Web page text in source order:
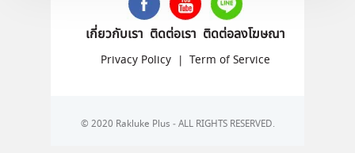
เกี่ยวกับเรา ติดต่อเรา ติดต่อลงโฆษณา
Privacy Policy | Term of Service
© 2020 Rakluke Plus - ALL RIGHTS RESERVED.